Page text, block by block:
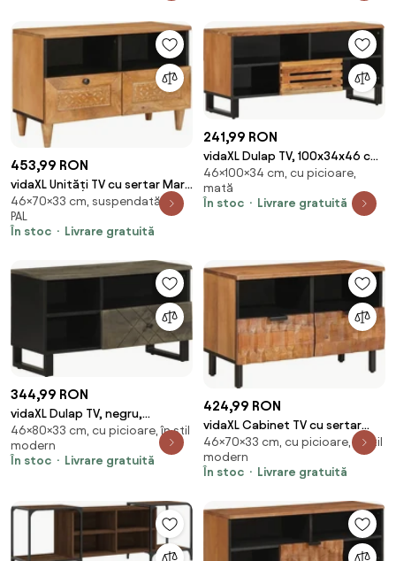
453,99 RON
vidaXL Unități TV cu sertar Maro
deschis 70 x 33 x 46 cm Lemn
compozit
46×70×33 cm, suspendată, din
PAL
În stoc
Livrare gratuită
241,99 RON
vidaXL Dulap TV, 100x34x46 cm,
lemn masiv de acacia
46×100×34 cm, cu picioare,
mată
În stoc
Livrare gratuită
344,99 RON
vidaXL Dulap TV, negru,
80x33x46 cm, lemn masiv de
mango
46×80×33 cm, cu picioare, în stil
modern
În stoc
Livrare gratuită
424,99 RON
vidaXL Cabinet TV cu sertar
Finisaj Acacia Maro 70 x 33 x 46
cm
46×70×33 cm, cu picioare, în stil
modern
În stoc
Livrare gratuită